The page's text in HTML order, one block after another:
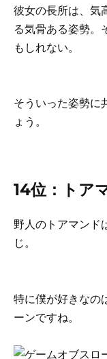
彼女の長所は、気
る気骨ある姿勢。
もしれない。
そういった姿勢に
ょう。
14位：トア
野人のトアマンド
じ。
特に僕が好きなの
ーンですね。